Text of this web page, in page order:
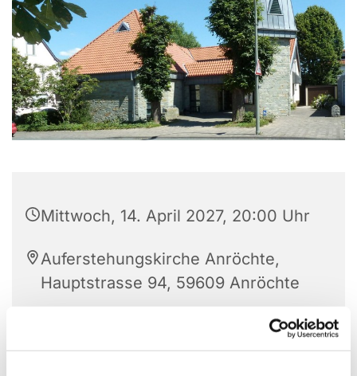
Mittwoch, 14. April 2027, 20:00 Uhr
Auferstehungskirche Anröchte,
Hauptstrasse 94, 59609 Anröchte
Elisabeth Kirchhoff (02947-988981)